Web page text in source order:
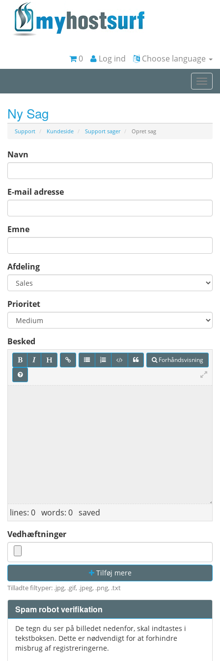
Choose language
Log ind
0
Ny Sag
Support Kundeside Support sager Opret sag
Navn
E-mail adresse
Emne
Afdeling
Prioritet
Besked
Forhåndsvisning
lines: 0 words: 0 saved
Vedhæftninger
Tilføj mere
Tilladte filtyper: .jpg, .gif, .jpeg, .png, .txt
Spam robot verifikation
De tegn du ser på billedet nedenfor, skal indtastes i
tekstboksen. Dette er nødvendigt for at forhindre
misbrug af registreringerne.